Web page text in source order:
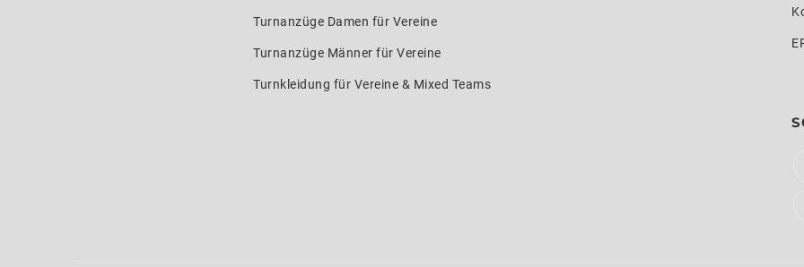
Turnanzüge Damen für Vereine
Turnanzüge Männer für Vereine
Turnkleidung für Vereine & Mixed Teams